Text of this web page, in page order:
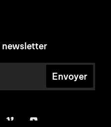
Envoyer